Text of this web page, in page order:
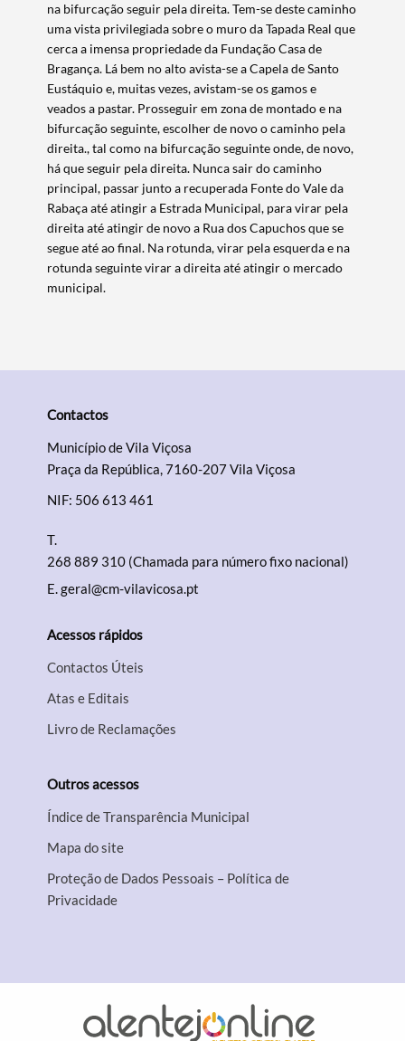
na bifurcação seguir pela direita. Tem-se deste caminho
uma vista privilegiada sobre o muro da Tapada Real que
cerca a imensa propriedade da Fundação Casa de
Bragança. Lá bem no alto avista-se a Capela de Santo
Eustáquio e, muitas vezes, avistam-se os gamos e
veados a pastar. Prosseguir em zona de montado e na
bifurcação seguinte, escolher de novo o caminho pela
direita., tal como na bifurcação seguinte onde, de novo,
há que seguir pela direita. Nunca sair do caminho
principal, passar junto a recuperada Fonte do Vale da
Rabaça até atingir a Estrada Municipal, para virar pela
direita até atingir de novo a Rua dos Capuchos que se
segue até ao final. Na rotunda, virar pela esquerda e na
rotunda seguinte virar a direita até atingir o mercado
municipal.
Contactos
Município de Vila Viçosa
Praça da República, 7160-207 Vila Viçosa
NIF: 506 613 461
T.
268 889 310 (Chamada para número fixo nacional)
E.geral@cm-vilavicosa.pt
Acessos rápidos
Contactos Úteis
Atas e Editais
Livro de Reclamações
Outros acessos
Índice de Transparência Municipal
Mapa do site
Proteção de Dados Pessoais – Política de
Privacidade